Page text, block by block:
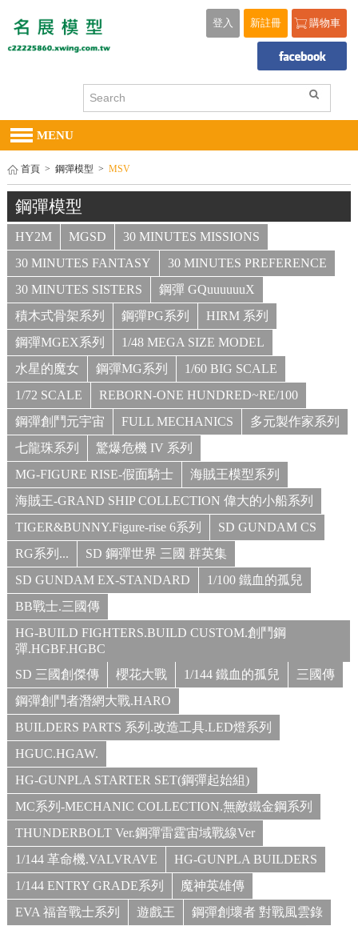
購物車
新註冊
登入
MENU
首頁 > 鋼彈模型 > MSV
鋼彈模型
HY2M MGSD
30 MINUTES MISSIONS
30 MINUTES FANTASY
30 MINUTES PREFERENCE
30 MINUTES SISTERS
鋼彈 GQuuuuuuX
積木式骨架系列
鋼彈PG系列
HIRM 系列
鋼彈MGEX系列
1/48 MEGA SIZE MODEL
水星的魔女
鋼彈MG系列
1/60 BIG SCALE
1/72 SCALE
REBORN-ONE HUNDRED~RE/100
鋼彈創鬥元宇宙
FULL MECHANICS
多元製作家系列
七龍珠系列
驚爆危機 IV 系列
MG-FIGURE RISE-假面騎士
海賊王模型系列
海賊王-GRAND SHIP COLLECTION 偉大的小船系列
TIGER&BUNNY.Figure-rise 6系列
SD GUNDAM CS
RG系列...
SD 鋼彈世界 三國 群英集
SD GUNDAM EX-STANDARD
1/100 鐵血的孤兒
BB戰士.三國傳
HG-BUILD FIGHTERS.BUILD CUSTOM.創鬥鋼
彈.HGBF.HGBC
SD 三國創傑傳
櫻花大戰 1/144 鐵血的孤兒
三國傳
鋼彈創鬥者潛網大戰.HARO
BUILDERS PARTS 系列.改造工具.LED燈系列
HGUC.HGAW.
HG-GUNPLA STARTER SET(鋼彈起始組)
MC系列-MECHANIC COLLECTION.無敵鐵金鋼系列
THUNDERBOLT Ver.鋼彈雷霆宙域戰線Ver
1/144 革命機.VALVRAVE
HG-GUNPLA BUILDERS
1/144 ENTRY GRADE系列
魔神英雄傳
EVA 福音戰士系列
遊戲王
鋼彈創壞者 對戰風雲錄